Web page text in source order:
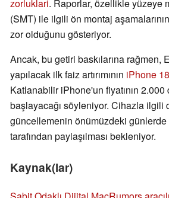
zorluklari. Raporlar, özellikle yüzeye
(SMT) ile ilgili ön montaj
zor olduğunu gösteriyor.
Ancak, bu getiri baskılarına rağmen,
yapılacak ilk faiz artırımının iPhone
Katlanabilir iPhone'un fiyatının 2.000
başlayacağı söyleniyor. Cihazla ilgili
güncellemenin önümüzdeki günlerde
tarafından paylaşılması bekleniyor.
Kaynak(lar)